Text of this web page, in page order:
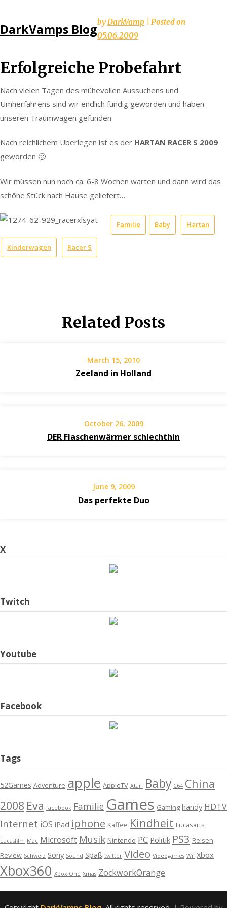
to
DarkVamps Blog
Erfolgreiche Probefahrt
byDarkVamp
Posted on
05.06.2009
Nach vielen Tagen des mühevollen Aussuchens und
Umherfahrens sind wir endlich fündig geworden und haben
unseren Traumwagen gefunden.
Nach reichlichem Überlegen ist es der HARTAN RACER S 2009
geworden 🙂
Wir müssen nun noch ca. 6-8 Wochen warten und dann wird das
schöne Stück nach Hause geliefert…
Familie Baby Hartan
Kinderwagen Racer S
Related Posts
March 15, 2010
Zeeland in Holland
October 26, 2009
DER Flaschenwärmer schlechthin
June 9, 2009
Das perfekte Duo
X
Twitch
Youtube
Facebook
Tags
52Games Adventure apple AppleTV Atari Baby C64 China
2008 Eva facebook Familie Games Gaming handy HDTV
Internet iOS iPad iphone Kaffee Kindheit Lucasarts
Lucasfilm Mac Microsoft Musik Nintendo PC Politik PS3 Reisen
Review Schweiz Sony Sound Spaß twitter Video Videogames Wii Xbox
Xbox360 Xbox One Xmas ZockworkOrange